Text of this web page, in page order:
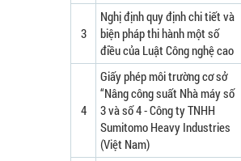
3
Nghị định quy định chi tiết và
biện pháp thi hành một số
điều của Luật Công nghệ cao
4
Giấy phép môi trường cơ sở
“Nâng công suất Nhà máy số
3 và số 4 - Công ty TNHH
Sumitomo Heavy Industries
(Việt Nam)